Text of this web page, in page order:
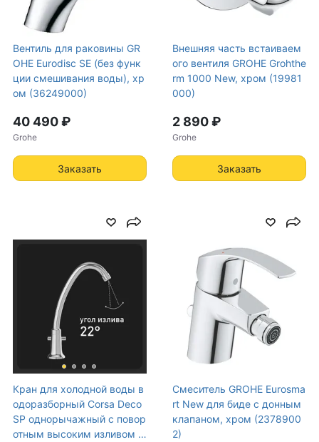
Вентиль для раковины GR
OHE Eurodisc SE (без функ
ции смешивания воды), хр
ом (36249000)
40 490 ₽
Grohe
Заказать
Внешняя часть встаиваем
ого вентиля GROHE Grohthe
rm 1000 New, хром (19981
000)
2 890 ₽
Grohe
Заказать
Кран для холодной воды в
одоразборный Corsa Deco
SP однорычажный с повор
отным высоким изливом х
Смеситель GROHE Eurosma
rt New для биде с донным
клапаном, хром (2378900
2)